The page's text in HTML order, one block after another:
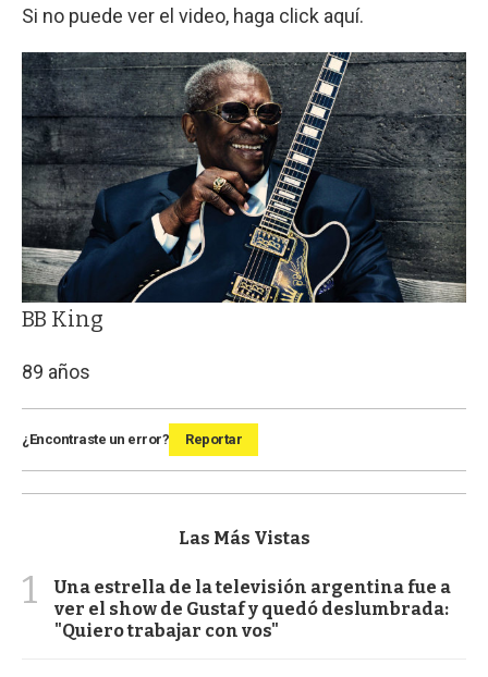
Si no puede ver el video, haga click aquí.
BB King
89 años
¿Encontraste un error? Reportar
Las Más Vistas
1
Una estrella de la televisión argentina fue a
ver el show de Gustaf y quedó deslumbrada:
"Quiero trabajar con vos"